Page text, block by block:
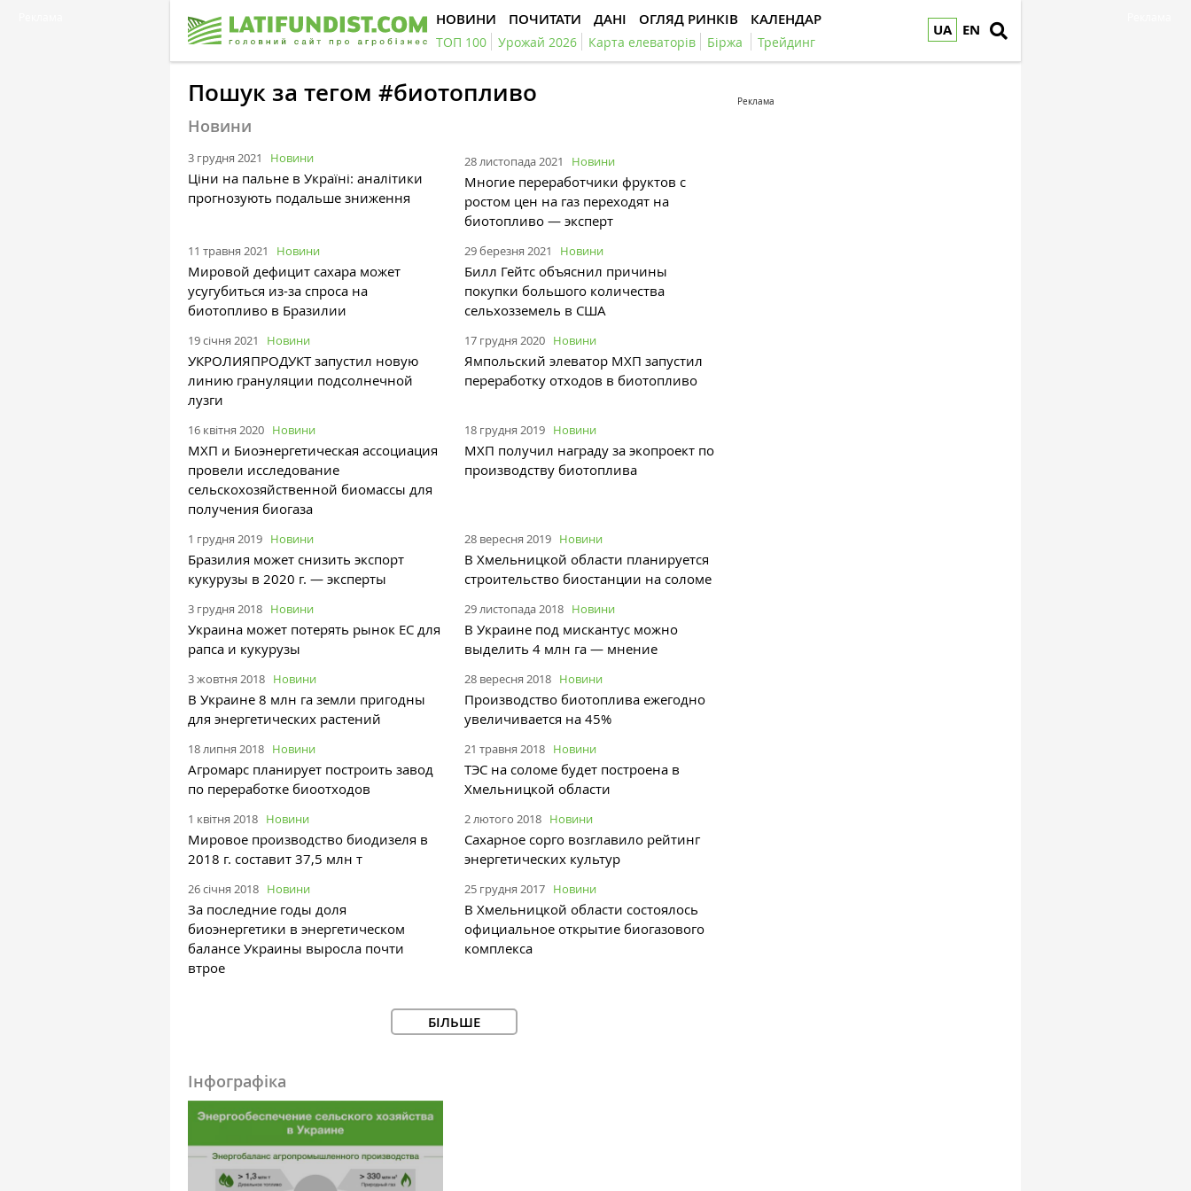
UA EN
НОВИНИ ПОЧИТАТИ ДАНІ ОГЛЯД РИНКІВ КАЛЕНДАР
ТОП 100 Урожай 2026 Карта елеваторів Біржа Трейдинг
Пошук за тегом #биотопливо
Новини
3 грудня 2021 Новини
Ціни на пальне в Україні: аналітики
прогнозують подальше зниження
28 листопада 2021 Новини
Многие переработчики фруктов с
ростом цен на газ переходят на
биотопливо — эксперт
11 травня 2021 Новини
Мировой дефицит сахара может
усугубиться из-за спроса на
биотопливо в Бразилии
29 березня 2021 Новини
Билл Гейтс объяснил причины
покупки большого количества
сельхозземель в США
19 січня 2021 Новини
УКРОЛИЯПРОДУКТ запустил новую
линию грануляции подсолнечной
лузги
17 грудня 2020 Новини
Ямпольский элеватор МХП запустил
переработку отходов в биотопливо
16 квітня 2020 Новини
МХП и Биоэнергетическая ассоциация
провели исследование
сельскохозяйственной биомассы для
получения биогаза
18 грудня 2019 Новини
МХП получил награду за экопроект по
производству биотоплива
1 грудня 2019 Новини
Бразилия может снизить экспорт
кукурузы в 2020 г. — эксперты
28 вересня 2019 Новини
В Хмельницкой области планируется
строительство биостанции на соломе
3 грудня 2018 Новини
Украина может потерять рынок ЕС для
рапса и кукурузы
29 листопада 2018 Новини
В Украине под мискантус можно
выделить 4 млн га — мнение
3 жовтня 2018 Новини
В Украине 8 млн га земли пригодны
для энергетических растений
28 вересня 2018 Новини
Производство биотоплива ежегодно
увеличивается на 45%
18 липня 2018 Новини
Агромарс планирует построить завод
по переработке биоотходов
21 травня 2018 Новини
ТЭС на соломе будет построена в
Хмельницкой области
1 квітня 2018 Новини
Мировое производство биодизеля в
2018 г. составит 37,5 млн т
2 лютого 2018 Новини
Сахарное сорго возглавило рейтинг
энергетических культур
26 січня 2018 Новини
За последние годы доля
биоэнергетики в энергетическом
балансе Украины выросла почти
втрое
25 грудня 2017 Новини
В Хмельницкой области состоялось
официальное открытие биогазового
комплекса
БІЛЬШЕ
Інфографіка
Реклама